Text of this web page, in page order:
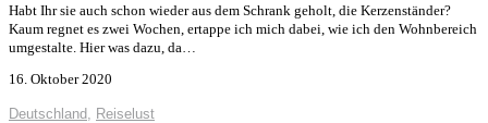
Habt Ihr sie auch schon wieder aus dem Schrank geholt, die Kerzenständer?
Kaum regnet es zwei Wochen, ertappe ich mich dabei, wie ich den Wohnbereich
umgestalte. Hier was dazu, da…
16. Oktober 2020
Deutschland Reiselust